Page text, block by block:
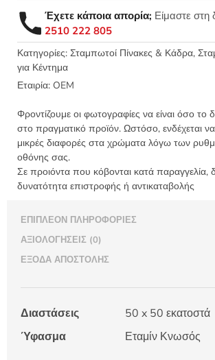
πρόσωπο
πεταλούδες
50x50
Κνωσός
-
S15
ποσότητα
Έχετε κάποια απορία; Είμαστε στη
2510 222 805
Κατηγορίες: Σταμπωτοί Πίνακες & Κάδρα,
για Κέντημα
Εταιρία: OEM
Φροντίζουμε οι φωτογραφίες να είναι όσο το
στο πραγματικό προϊόν. Ωστόσο, ενδέχεται
μικρές διαφορές στα χρώματα λόγω των
οθόνης σας.
Σε προιόντα που κόβονται κατά παραγγελία,
δυνατότητα επιστροφής ή αντικαταβολής
ΕΠΙΠΛΈΟΝ ΠΛΗΡΟΦΟΡΊΕΣ
ΑΞΙΟΛΟΓΉΣΕΙΣ (0)
ΈΞΟΔΑ ΑΠΟΣΤΟΛΉΣ
Διαστάσεις
50 x 50 εκατοστά
Ύφασμα
Εταμίν Κνωσός